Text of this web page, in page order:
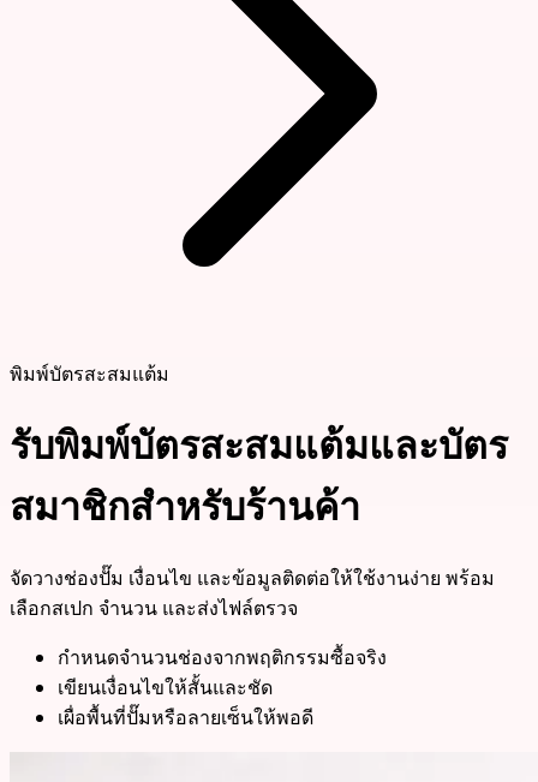
พิมพ์บัตรสะสมแต้ม
รับพิมพ์บัตรสะสมแต้มและบัตร
สมาชิกสำหรับร้านค้า
จัดวางช่องปั๊ม เงื่อนไข และข้อมูลติดต่อให้ใช้งานง่าย พร้อม
เลือกสเปก จำนวน และส่งไฟล์ตรวจ
กำหนดจำนวนช่องจากพฤติกรรมซื้อจริง
เขียนเงื่อนไขให้สั้นและชัด
เผื่อพื้นที่ปั๊มหรือลายเซ็นให้พอดี